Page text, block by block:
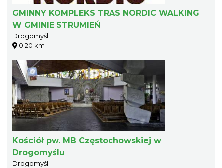
GMINNY KOMPLEKS TRAS NORDIC WALKING
W GMINIE STRUMIEŃ
Drogomyśl
0.20 km
Kościół pw. MB Częstochowskiej w
Drogomyślu
Drogomyśl